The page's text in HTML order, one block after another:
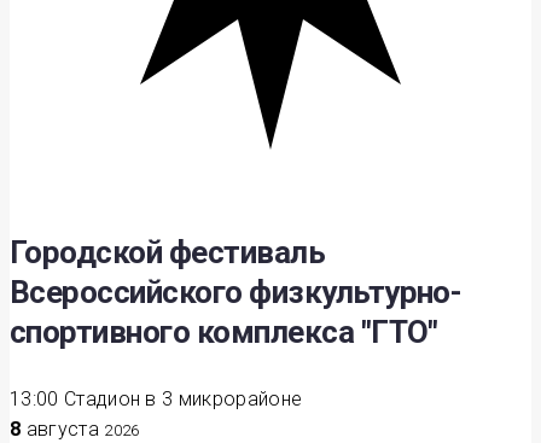
Городской фестиваль
Всероссийского физкультурно-
спортивного комплекса "ГТО"
13:00 Стадион в 3 микрорайоне
8 августа 2026